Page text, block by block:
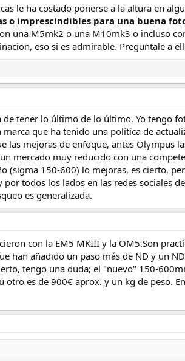
le ha costado ponerse a la altura en
o imprescindibles para una buena
una M5mk2 o una M10mk3 o incluso
eso si es admirable. Preguntale a
tener lo último de lo último. Yo tengo
que ha tenido una política de
las mejoras de enfoque, antes Olympus
mercado muy reducido con una
(sigma 150-600) lo mejoras, es cierto,
todos los lados en las redes sociales
es generalizada.
con la EM5 MKIII y la OM5.Son
han añadido un paso más de ND y un
tengo una duda; el "nuevo" 150-
otro es de 900€ aprox. y un kg de peso.